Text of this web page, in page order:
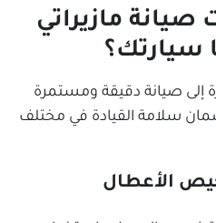
مازيراتي
سيارتك؟
إلى صيانة دقيقة ومستمرة
سلامة القيادة في مختلف
الأعطال